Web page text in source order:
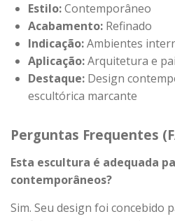
Estilo:Contemporâneo
Acabamento: Refinado
Indicação:Ambientes
Aplicação:Arquitetura e
Destaque: Design
escultórica marcante
Perguntas Frequentes
Esta escultura é adequada
contemporâneos?
Sim. Seu design foi concebido